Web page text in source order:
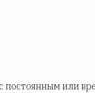
постоянным или